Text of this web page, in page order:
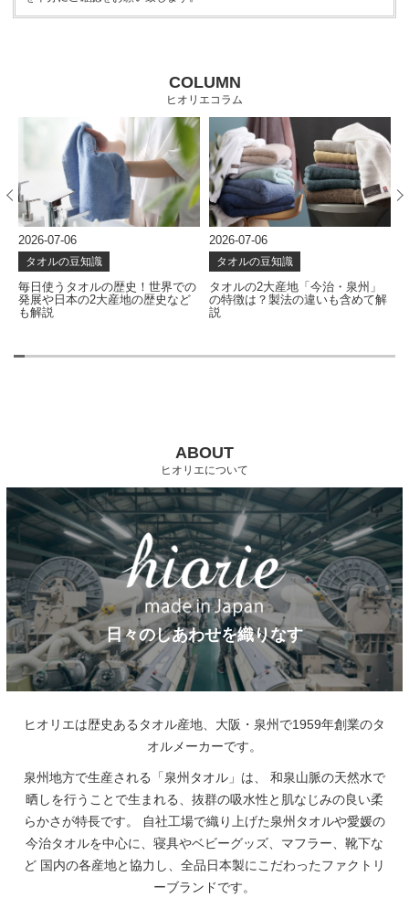
COLUMN
ヒオリエコラム
2026-07-06
タオルの豆知識
毎日使うタオルの歴史！世界での
発展や日本の2大産地の歴史など
も解説
2026-07-06
タオルの豆知識
タオルの2大産地「今治・泉州」
の特徴は？製法の違いも含めて解
説
ABOUT
ヒオリエについて
日々のしあわせを織りなす
ヒオリエは歴史あるタオル産地、大阪・泉州で1959年創業のタ
オルメーカーです。
泉州地方で生産される「泉州タオル」は、
和泉山脈の天然水で
晒しを行うことで生まれる、抜群の吸水性と肌なじみの良い柔
らかさが特長です。
自社工場で織り上げた泉州タオルや愛媛の
今治タオルを中心に、寝具やベビーグッズ、マフラー、靴下な
ど 国内の各産地と協力し、全品日本製にこだわったファクトリ
ーブランドです。